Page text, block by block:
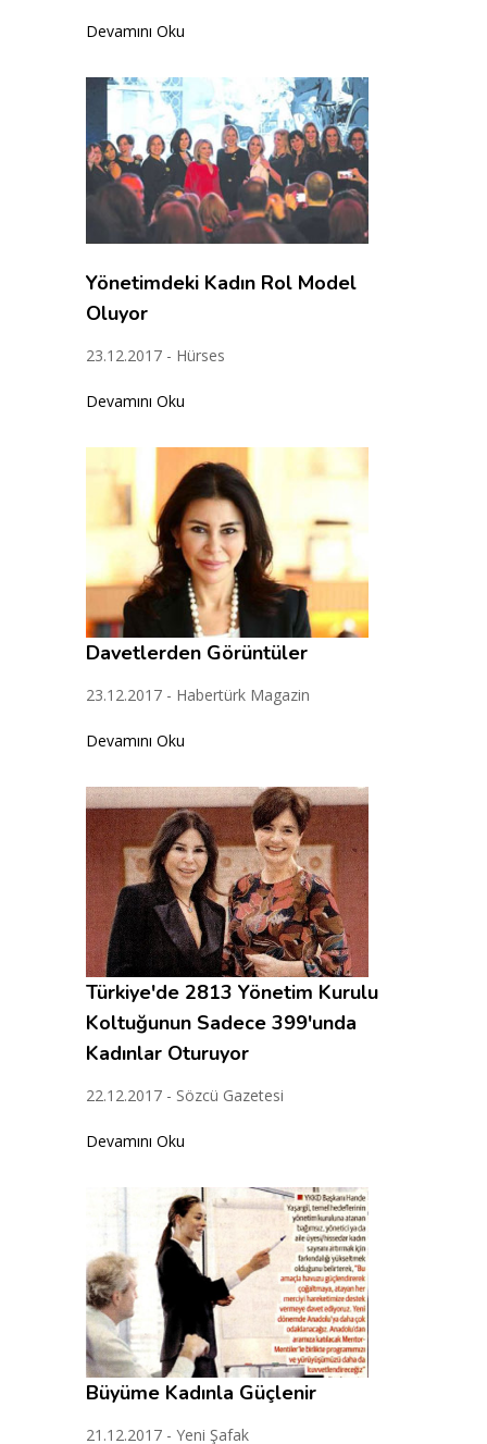
Devamını Oku
Yönetimdeki Kadın Rol Model
Oluyor
23.12.2017 - Hürses
Devamını Oku
Davetlerden Görüntüler
23.12.2017 - Habertürk Magazin
Devamını Oku
Türkiye'de 2813 Yönetim Kurulu
Koltuğunun Sadece 399'unda
Kadınlar Oturuyor
22.12.2017 - Sözcü Gazetesi
Devamını Oku
Büyüme Kadınla Güçlenir
21.12.2017 - Yeni Şafak